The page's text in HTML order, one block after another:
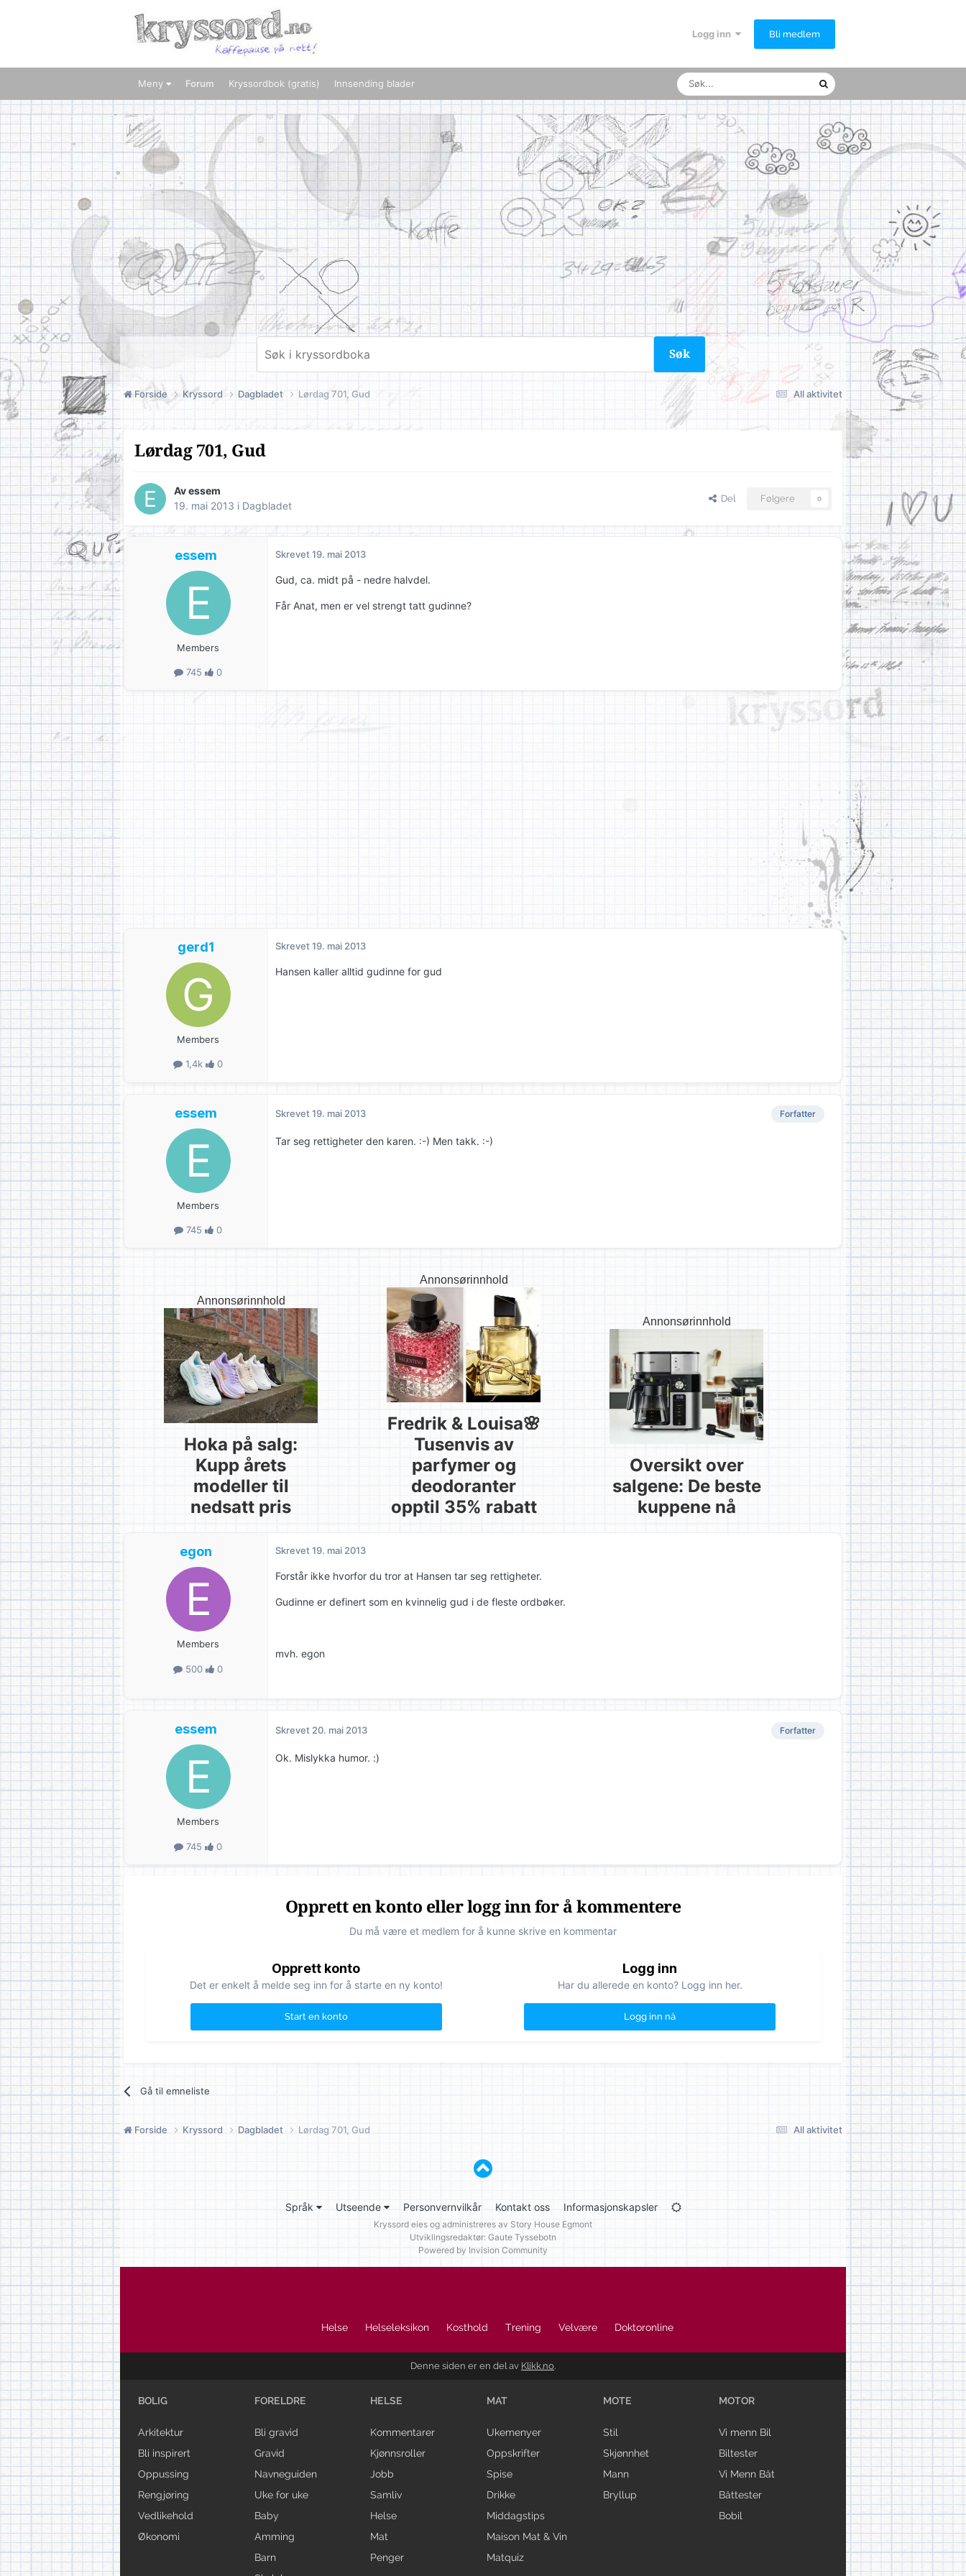
Logg inn Bli medlem
Meny Forum Kryssordbok (gratis) Innsending blader
Søk
All aktivitet
Forside Kryssord Dagbladet Lørdag 701, Gud
Lørdag 701, Gud
Avessem
19. mai 2013 i Dagbladet
Del Følgere 0
essem
Members
745 0
Skrevet19. mai 2013
Gud, ca. midt på - nedre halvdel.
Får Anat, men er vel strengt tatt gudinne?
gerd1
Members
1,4k 0
Skrevet19. mai 2013
Hansen kaller alltid gudinne for gud
essem
Members
745 0
Forfatter
Skrevet19. mai 2013
Tar seg rettigheter den karen. :-) Men takk. :-)
Annonsørinnhold
Hoka på salg:
Kupp årets
modeller til
nedsatt pris
Annonsørinnhold
Fredrik & Louisa🌸
Tusenvis av
parfymer og
deodoranter
opptil 35% rabatt
Annonsørinnhold
Oversikt over
salgene: De beste
kuppene nå
egon
Members
500 0
Skrevet19. mai 2013
Forstår ikke hvorfor du tror at Hansen tar seg rettigheter.
Gudinne er definert som en kvinnelig gud i de fleste ordbøker.
mvh. egon
essem
Members
745 0
Forfatter
Skrevet 20. mai 2013
Ok. Mislykka humor. :)
Opprett en konto eller logg inn for å kommentere
Du må være et medlem for å kunne skrive en kommentar
Opprett konto
Det er enkelt å melde seg inn for å starte en ny konto!
Start en konto
Logg inn
Har du allerede en konto? Logg inn her.
Logg inn nå
Gå til emneliste
All aktivitet
Forside Kryssord Dagbladet Lørdag 701, Gud
Språk Utseende Personvernvilkår Kontakt oss Informasjonskapsler
Kryssord eies og administreres av Story House Egmont
Utviklingsredaktør: Gaute Tyssebotn
Powered by Invision Community
Helse Helseleksikon Kosthold Trening Velvære Doktoronline
Denne siden er en del av Klikk.no.
BOLIG
Arkitektur
Bli inspirert
Oppussing
Rengjøring
Vedlikehold
Økonomi
FORELDRE
Bli gravid
Gravid
Navneguiden
Uke for uke
Baby
Amming
Barn
HELSE
Kommentarer
Kjønnsroller
Jobb
Samliv
Helse
Mat
Penger
MAT
Ukemenyer
Oppskrifter
Spise
Drikke
Middagstips
Maison Mat & Vin
Matquiz
MOTE
Stil
Skjønnhet
Mann
Bryllup
MOTOR
Vi menn Bil
Biltester
Vi Menn Båt
Båttester
Bobil